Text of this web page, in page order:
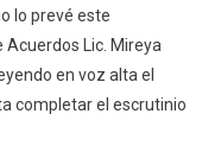
lo prevé este
Lic. Mireya
en voz alta el
completar el escrutinio